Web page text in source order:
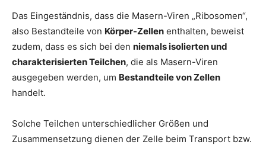
Das Eingeständnis, dass die Masern-Viren „Ribosomen“,
also Bestandteile von Körper-Zellen enthalten, beweist
zudem, dass es sich bei den niemals isolierten und
charakterisierten Teilchen, die als Masern-Viren
ausgegeben werden, um Bestandteile von Zellen
handelt.
Solche Teilchen unterschiedlicher Größen und
Zusammensetzung dienen der Zelle beim Transport bzw.